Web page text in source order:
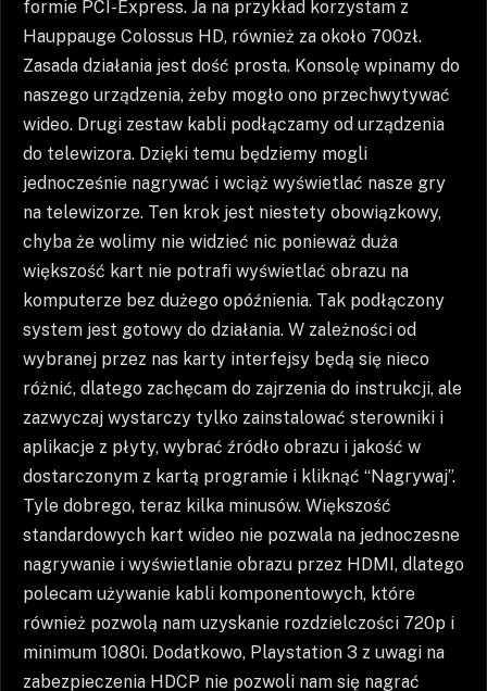
formie PCI-Express. Ja na przykład korzystam z
Hauppauge Colossus HD, również za około 700zł.
Zasada działania jest dość prosta. Konsolę wpinamy do
naszego urządzenia, żeby mogło ono przechwytywać
wideo. Drugi zestaw kabli podłączamy od urządzenia
do telewizora. Dzięki temu będziemy mogli
jednocześnie nagrywać i wciąż wyświetlać nasze gry
na telewizorze. Ten krok jest niestety obowiązkowy,
chyba że wolimy nie widzieć nic ponieważ duża
większość kart nie potrafi wyświetlać obrazu na
komputerze bez dużego opóźnienia. Tak podłączony
system jest gotowy do działania. W zależności od
wybranej przez nas karty interfejsy będą się nieco
różnić, dlatego zachęcam do zajrzenia do instrukcji, ale
zazwyczaj wystarczy tylko zainstalować sterowniki i
aplikacje z płyty, wybrać źródło obrazu i jakość w
dostarczonym z kartą programie i kliknąć “Nagrywaj”.
Tyle dobrego, teraz kilka minusów. Większość
standardowych kart wideo nie pozwala na jednoczesne
nagrywanie i wyświetlanie obrazu przez HDMI, dlatego
polecam używanie kabli komponentowych, które
również pozwolą nam uzyskanie rozdzielczości 720p i
minimum 1080i. Dodatkowo, Playstation 3 z uwagi na
zabezpieczenia HDCP nie pozwoli nam się nagrać